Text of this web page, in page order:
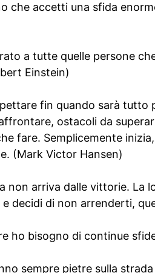
che accetti una sfida
a tutte quelle persone
Einstein)
fin quando sarà
ostacoli da
fare. Semplicemente
(Mark Victor Hansen)
non arriva dalle vittorie. La
decidi di non arrenderti,
ho bisogno di continue
sempre pietre sulla